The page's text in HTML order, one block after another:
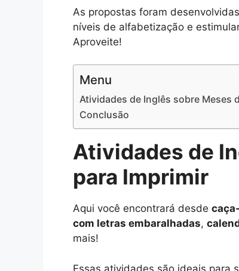
As propostas foram
níveis de alfabetização e
Aproveite!
Menu
Atividades de Inglês sobre Meses
Conclusão
Atividades de
para Imprimir
Aqui você encontrará desde
com letras embaralhadas,
mais!
Essas atividades são ideais para